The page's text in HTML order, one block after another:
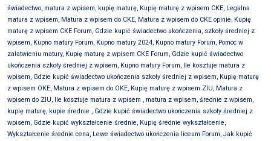
świadectwo, matura z wpisem, kupię maturę, Kupię maturę z wpisem CKE, Legalna
matura z wpisem, Matura z wpisem do CKE, Matura z wpisem do CKE opinie, Kupię
maturę z wpisem CKE Forum, Gdzie kupić świadectwo ukończenia, szkoły średniej z
wpisem, Kupno matury Forum, Kupno matury 2024, Kupno matury Forum, Pomoc w
załatwieniu matury, Kupię maturę z wpisem CKE Forum, Gdzie kupić świadectwo
ukończenia szkoły średniej z wpisem, Kupno matury Forum, Ile kosztuje matura z
wpisem, Gdzie kupić świadectwo ukończenia szkoły średniej z wpisem, Kupię maturę
z wpisem OKE, Matura z wpisem do OKE, Kupię maturę z wpisem ZIU, Matura z
wpisem do ZIU, Ile kosztuje matura z wpisem , matura z wpisem, średnie z wpisem,
kupię maturę, kupie średnie , Gdzie kupić świadectwo ukończenia szkoły średniej z
wpisem, Gdzie kupić wykształcenie średnie, Kupię średnie wykształcenie,
Wykształcenie średnie cena, Lewe świadectwo ukończenia liceum Forum, Jak kupić